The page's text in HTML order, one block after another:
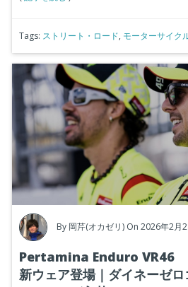
Tags: ストリート・ロード, モーターサイク
By 岡芹(オカゼリ) On 2026年2月
Pertamina Enduro VR46
新ウェア登場｜ダイネーゼ